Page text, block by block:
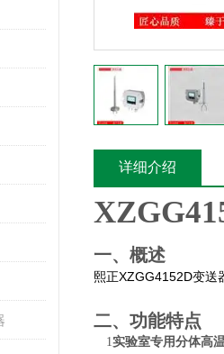
详细介绍
一、概述
熙正XZGG4152D变送
二、功能特点
1实验室专用分体高